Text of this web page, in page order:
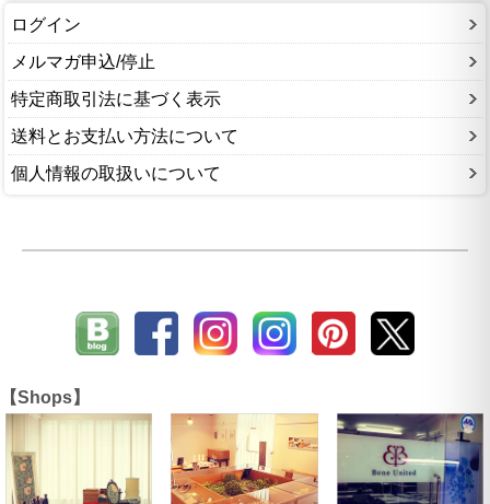
ログイン
メルマガ申込/停止
特定商取引法に基づく表示
送料とお支払い方法について
個人情報の取扱いについて
【Shops】